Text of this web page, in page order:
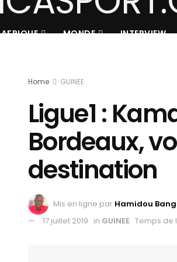
AFRIQUE MONDE INTERVIEW
Home GUINEE
Ligue1 :
Bordeaux,
destination
Mis en ligne par Hamidou
17 juillet 2019 in GUINEE Temps de